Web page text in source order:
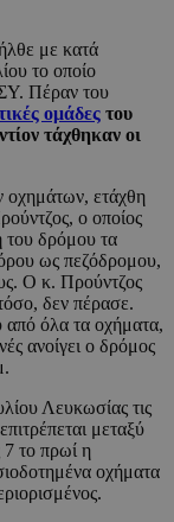
με κατά
το οποίο
Πέραν του
ομάδες του
τάχθηκαν οι
ετάχθη
ο οποίος
του δρόμου τα
ως πεζόδρομου,
Ο κ. Προύντζος
δεν πέρασε.
όλα τα οχήματα,
ανοίγει ο δρόμος
Λευκωσίας τις
μεταξύ
το πρωί η
οχήματα